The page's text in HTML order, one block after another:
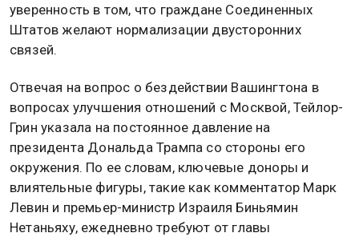
уверенность в том, что граждане Соединенных
Штатов желают нормализации двусторонних
связей.
Отвечая на вопрос о бездействии Вашингтона в
вопросах улучшения отношений с Москвой, Тейлор-
Грин указала на постоянное давление на
президента Дональда Трампа со стороны его
окружения. По ее словам, ключевые доноры и
влиятельные фигуры, такие как комментатор Марк
Левин и премьер-министр Израиля Биньямин
Нетаньяху, ежедневно требуют от главы